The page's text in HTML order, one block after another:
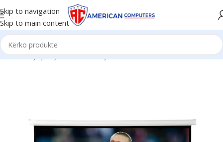
Skip to navigation
Skip to main content
Kreu/Pajisje Zyre/Perde Projektori